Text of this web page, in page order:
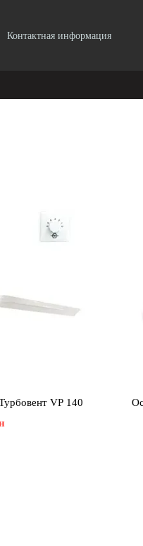
Контактная информация
VP 140